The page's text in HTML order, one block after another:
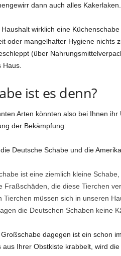
dann auch alles
wirklich eine
oder mangelhafter Hygiene nichts
(über
ist es denn?
Arten könnten also bei Ihnen
der Bekämpfung:
Deutsche Schabe und die
ist eine ziemlich kleine
Fraßschäden, die diese Tierchen
Tierchen müssen sich in unseren
die Deutschen Schaben keine
dagegen ist ein schon
Ihrer Obstkiste krabbelt, wird die